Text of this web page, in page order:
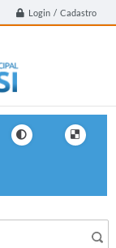
Login / Cadastro